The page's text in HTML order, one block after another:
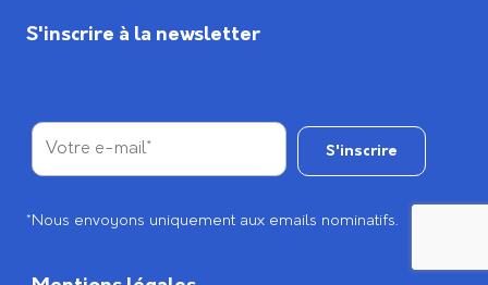
S'inscrire à la newsletter
*Nous envoyons uniquement aux emails nominatifs.